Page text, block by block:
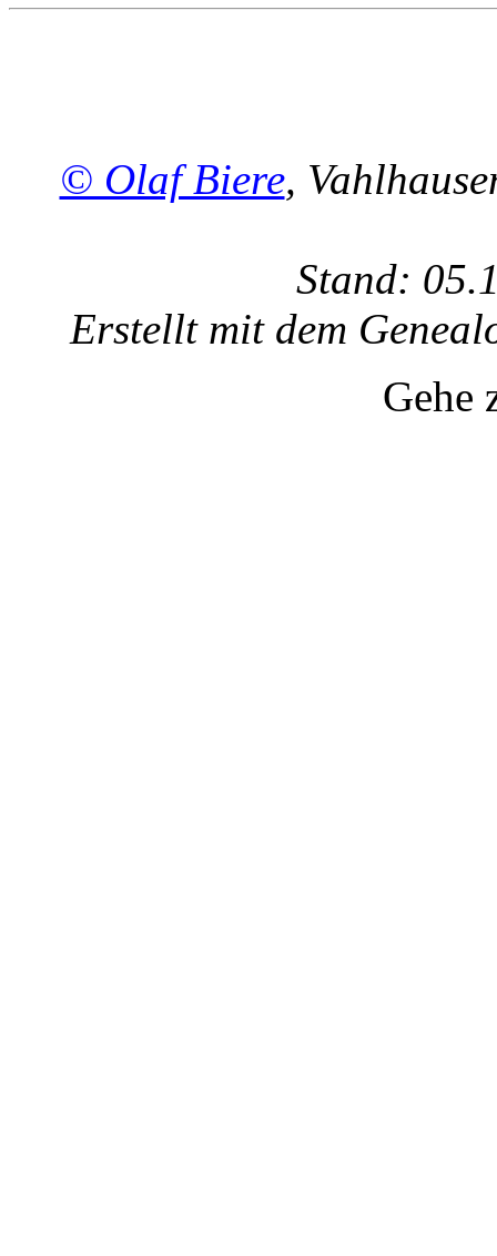
© Olaf Biere,
Stand:
Erstellt mit dem
Gehe